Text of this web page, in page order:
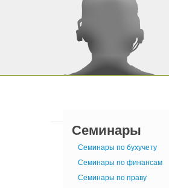
Семинары
Семинары по бухучету
Семинары по финансам
Семинары по праву